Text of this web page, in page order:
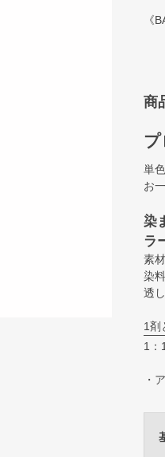
《
商
プ
単
お
染
ラ
素
染
透
1剤
1：
・